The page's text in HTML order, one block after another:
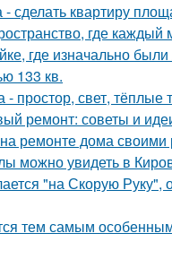
сделать квартиру
где каждый
где изначально
133 кв.
- простор, свет,
ремонт: советы и
ремонте дома своими
можно увидеть в
"на Скорую Руку",
тем самым